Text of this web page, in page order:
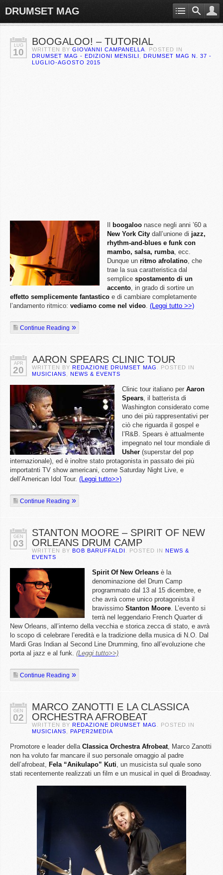
DRUMSET MAG
LUG
10
BOOGALOO! – TUTORIAL
WRITTEN BY GIOVANNI CAMPANELLA . POSTED IN
DRUMSET MAG - EDIZIONI MENSILI
DRUMSET MAG N. 37 -
LUGLIO-AGOSTO 2015
boogaloo nasce negli anni ’60 a
New York City dall’unione di jazz,
rhythm-and-blues e funk con
mambo, salsa, rumba, ecc.
Dunque un ritmo afrolatino, che
trae la sua caratteristica dal
semplice spostamento di un
accento, in grado di sortire un
effetto semplicemente fantastico e di cambiare completamente
l’andamento ritmico: vediamo come nel video. (Leggi tutto >>)
Continue Reading
APR
20
AARON SPEARS CLINIC TOUR
WRITTEN BY REDAZIONE DRUMSET MAG
. POSTED IN
MUSICIANS
NEWS & EVENTS
Clinic tour italiano per Aaron
Spears, il batterista di
Washington considerato come
uno dei più rappresentativi per
ciò che riguarda il gospel e
l’R&B. Spears è attualmente
impegnato nel tour mondiale di
Usher (superstar del pop
internazionale), ed è inoltre stato protagonista in passato dei più
importatnti TV show americani, come Saturday Night Live, e
dell’American Idol Tour. (Leggi tutto>>)
Continue Reading
GEN
03
STANTON MOORE – SPIRIT OF NEW
ORLEANS DRUM CAMP
WRITTEN BY BOB BARUFFALDI . POSTED IN NEWS &
EVENTS
Spirit Of New Orleans è la
denominazione del Drum Camp
programmato dal 13 al 15 dicembre, e
che avrà come unico protagonista il
bravissimo Stanton Moore. L’evento si
terrà nel leggendario French Quarter di
New Orleans, all’interno della vecchia e storica zecca di stato, e avrà
lo scopo di celebrare l’eredità e la tradizione della musica di N.O. Dal
Mardi Gras Indian al Second Line Drumming, fino all’evoluzione che
porta al jazz e al funk. (Leggi tutto>>)
Continue Reading
GEN
02
MARCO ZANOTTI E LA CLASSICA
ORCHESTRA AFROBEAT
WRITTEN BY REDAZIONE DRUMSET MAG
. POSTED IN
MUSICIANS
PAPER2MEDIA
Promotore e leader della Classica Orchestra Afrobeat, Marco Zanotti
non ha voluto far mancare il suo personale omaggio al padre
dell’afrobeat, Fela “Anikulapo” Kuti, un musicista sul quale sono
stati recentemente realizzati un film e un musical in quel di Broadway.